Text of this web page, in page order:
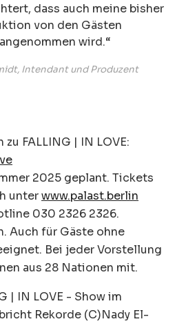
dass auch meine bisher
von den Gästen
wird.“
Intendant und Produzent
FALLING | IN LOVE:
2025 geplant. Tickets
unterwww.palast.berlin
030 2326 2326.
Auch für Gäste ohne
Bei jeder Vorstellung
aus 28 Nationen mit.